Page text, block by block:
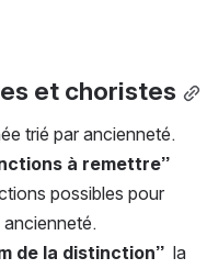
et choristes
trié par ancienneté.
possibles pour
de la distinction” la